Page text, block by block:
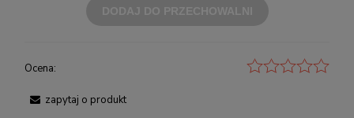
Ocena:
zapytaj o produkt